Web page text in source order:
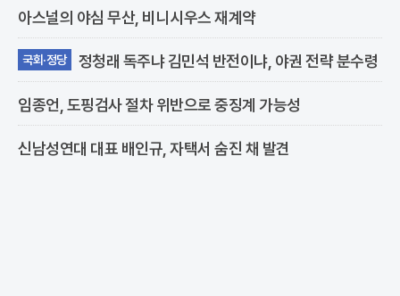
아스널의 야심 무산, 비니시우스 재계약
국회·정당 정청래 독주냐 김민석 반전이냐, 야권 전략 분수령
임종언, 도핑검사 절차 위반으로 중징계 가능성
신남성연대 대표 배인규, 자택서 숨진 채 발견